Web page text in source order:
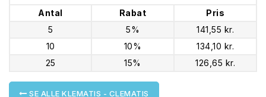
Antal Rabat
Pris
5
5%
141,55 kr.
10
10%
134,10 kr.
25
15% 126,65 kr.
SE ALLE KLEMATIS - CLEMATIS